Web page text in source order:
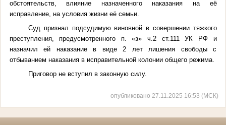
обстоятельств, влияние назначенного наказания на её
исправление, на условия жизни её семьи.
Суд признал подсудимую виновной в совершении тяжкого
преступления, предусмотренного п. «з» ч.2 ст.111 УК РФ и
назначил ей наказание в виде 2 лет лишения свободы с
отбыванием наказания в исправительной колонии общего режима.
Приговор не вступил в законную силу.
опубликовано 27.11.2025 16:53 (МСК)